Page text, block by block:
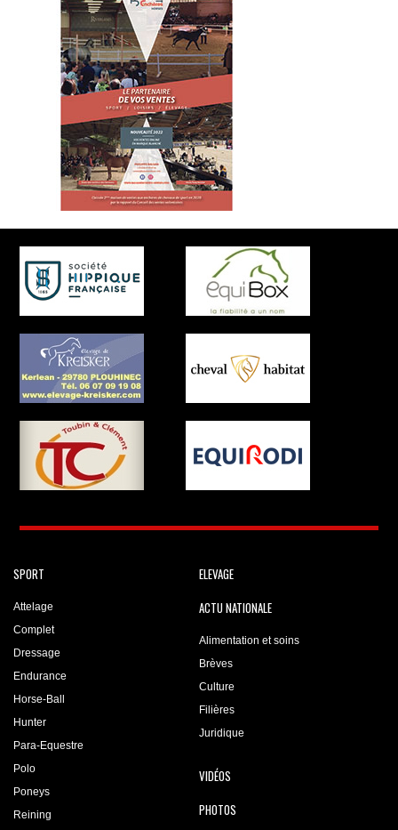
SPORT
Attelage
Complet
Dressage
Endurance
Horse-Ball
Hunter
Para-Equestre
Polo
Poneys
Reining
ELEVAGE
ACTU NATIONALE
Alimentation et soins
Brèves
Culture
Filières
Juridique
VIDÉOS
PHOTOS